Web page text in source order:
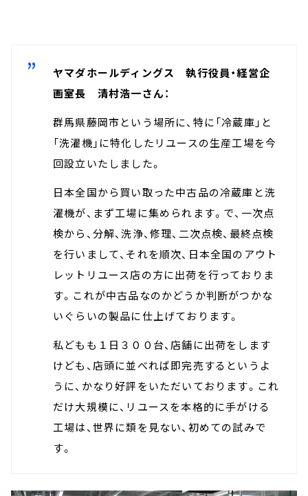
ヤマダホールディングス 執行役員・経営企
画室長 清村浩一さん：
群馬県藤岡市という場所に、特に「冷蔵庫」と
「洗濯機」に特化したリユースの生産工場を今
回設立いたしました。
日本全国から買い取った中古品の冷蔵庫と洗
濯機が、まず工場に集められます。で、一次点
検から、分解、洗浄、修理、二次点検、最終点検
を行いまして、それを順次、日本全国のアウト
レットリユース店の方に出荷を行っておりま
す。これが中古品なのかどうか判断がつかな
いぐらいの製品に仕上げております。
私どもも１日３００台、店舗に出荷をします
けども、店頭に並べれば即完売するというよ
うに、かなり好評をいただいております。これ
だけ大規模に、リユースを本格的に手がける
工場は、世界に類を見ない、初めての試みで
す。